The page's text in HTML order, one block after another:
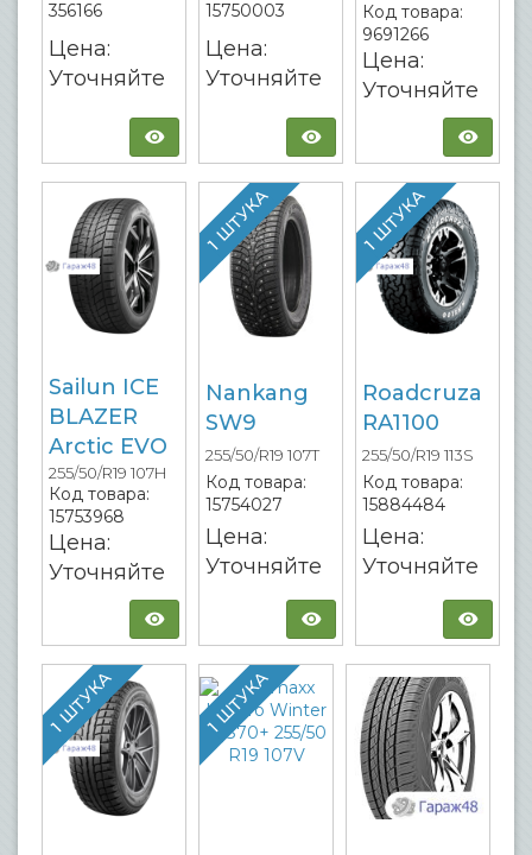
356166
Цена:
Уточняйте
15750003
Цена:
Уточняйте
Код товара:
9691266
Цена:
Уточняйте
Sailun ICE
BLAZER
Arctic EVO
255/50/R19 107H
Код товара:
15753968
Цена:
Уточняйте
1 ШТУКА
Nankang
SW9
255/50/R19 107T
Код товара:
15754027
Цена:
Уточняйте
1 ШТУКА
Roadcruza
RA1100
255/50/R19 113S
Код товара:
15884484
Цена:
Уточняйте
1 ШТУКА 1 ШТУКА